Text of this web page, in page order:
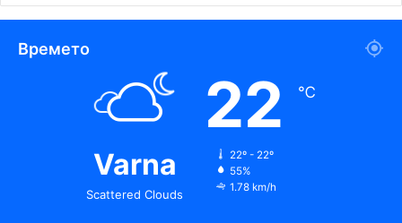
Времето
Varna
Scattered Clouds
22 ℃
22º - 22º
55%
1.78 km/h